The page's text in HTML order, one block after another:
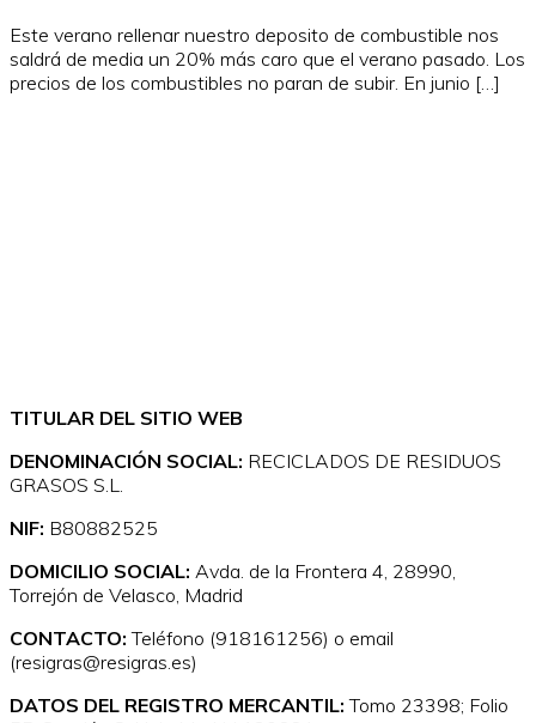
Este verano rellenar nuestro deposito de combustible nos
saldrá de media un 20% más caro que el verano pasado. Los
precios de los combustibles no paran de subir. En junio […]
TITULAR DEL SITIO WEB
DENOMINACIÓN SOCIAL: RECICLADOS DE RESIDUOS
GRASOS S.L.
NIF: B80882525
DOMICILIO SOCIAL: Avda. de la Frontera 4, 28990,
Torrejón de Velasco, Madrid
CONTACTO: Teléfono (918161256) o email
(resigras@resigras.es)
DATOS DEL REGISTRO MERCANTIL: Tomo 23398; Folio